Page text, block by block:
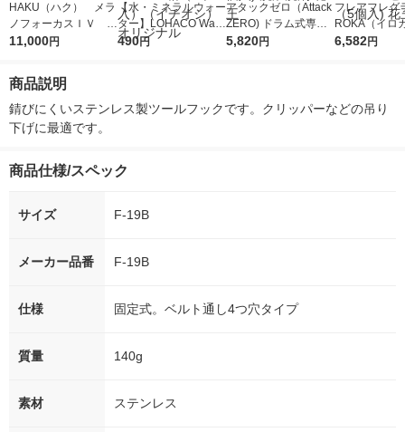
HAKU（ハク） メラ
ノフォーカスＩＶ 4
5ｇ 資生堂 おまけ
11,000円
【水・ミネラルウォー
ター】LOHACO Wate
r（ロハコウォータ
490円
アタックゼロ（Attack
ZERO) ドラム式専用
詰め替え メガジャン
5,820円
フレアフレグ
ROKA（イロ
イキッドリリ
6,582円
商品説明
錆びにくいステンレス製ツールフックです。クリッパーなどの吊り
下げに最適です。
商品仕様/スペック
サイズ F-19B
メーカー品番 F-19B
仕様 固定式。ベルト通し4つ穴タイプ
質量 140g
素材 ステンレス